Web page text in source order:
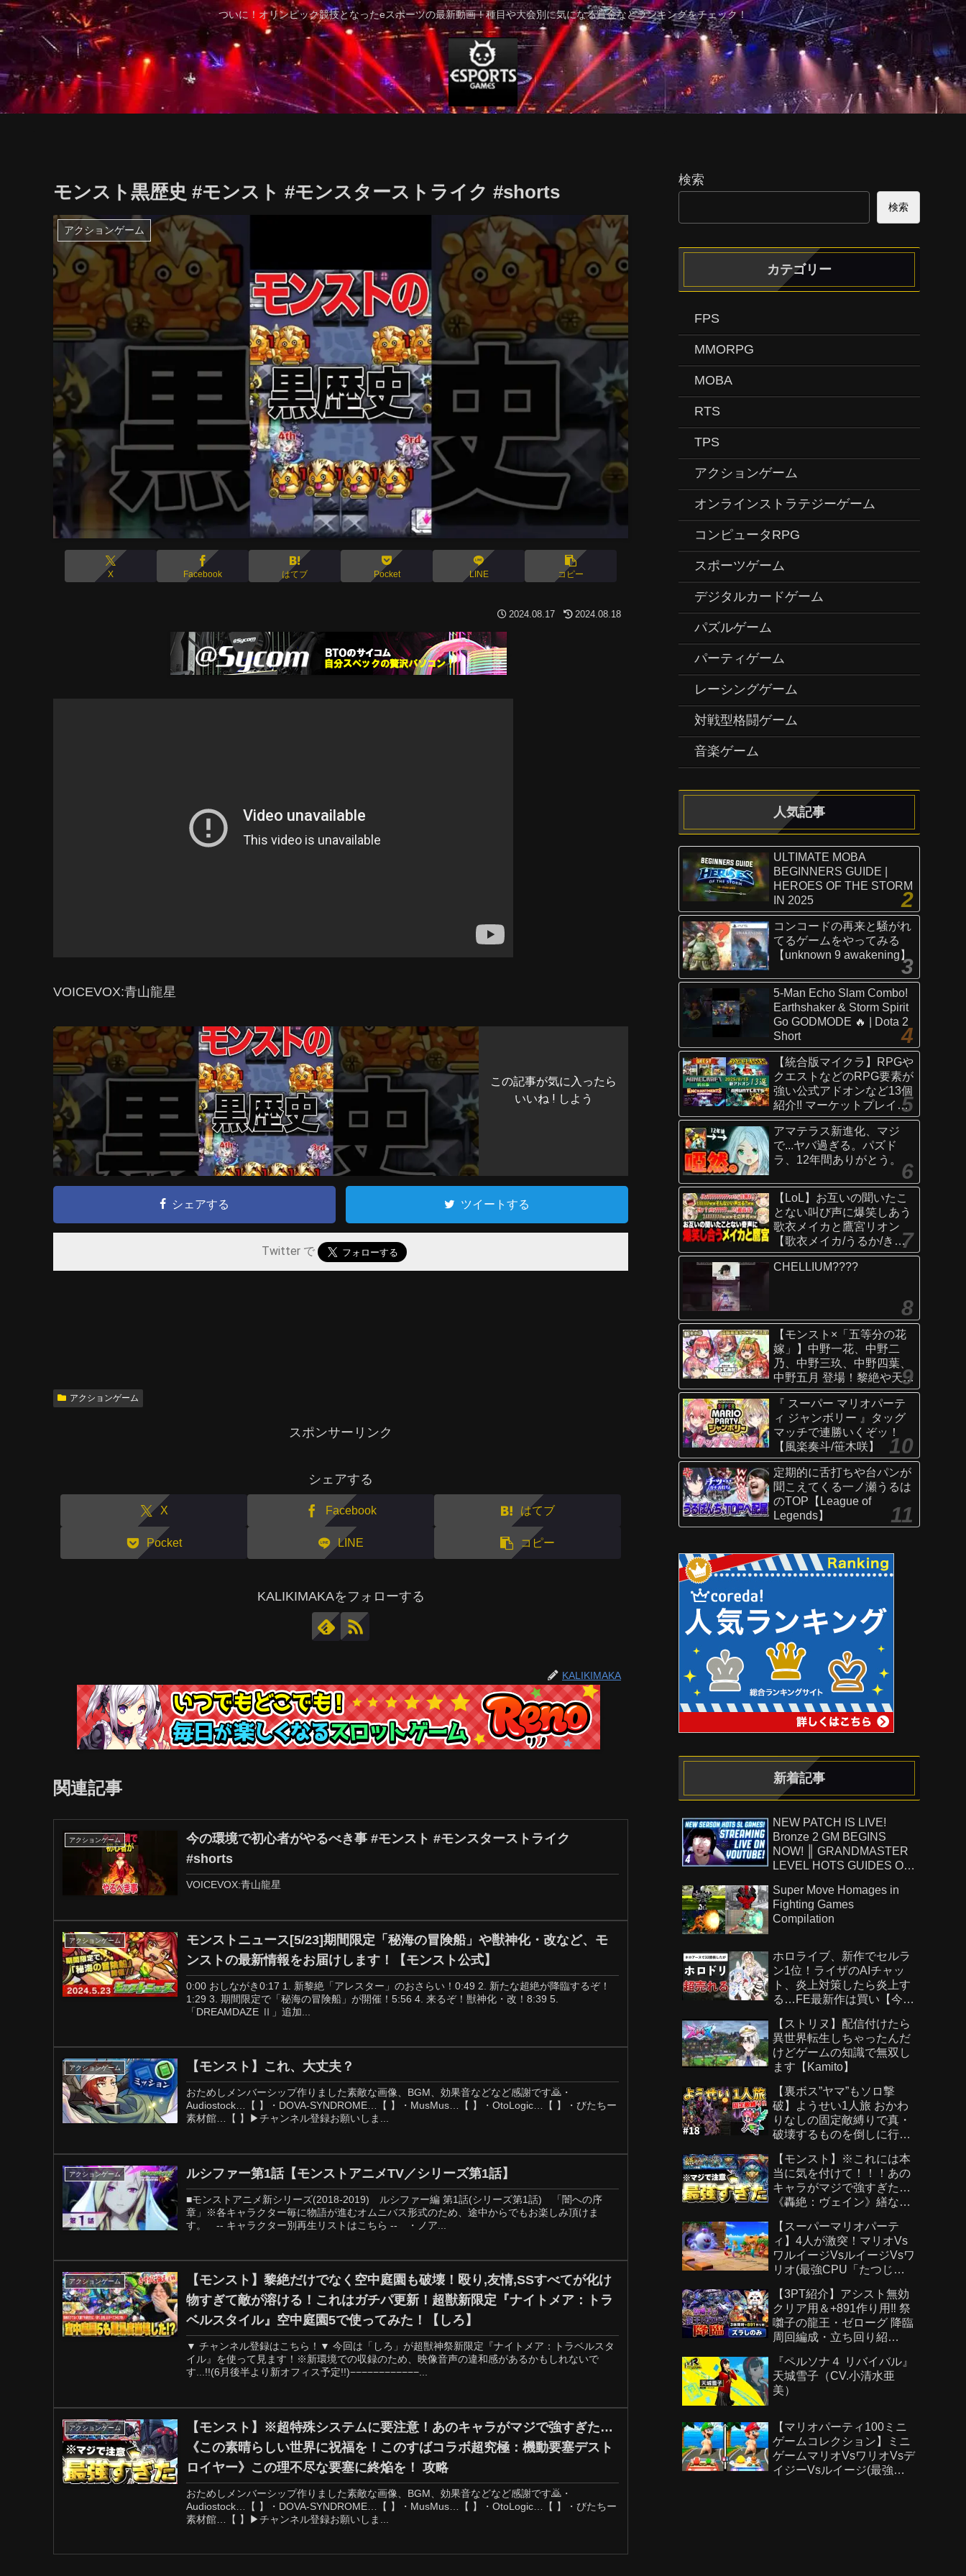
ついに！オリンピック競技となったeスポーツの最新動画！種目や大会別に気になる賞金などランキングをチェック！
モンスト黒歴史 #モンスト #モンスターストライク #shorts
アクションゲーム
X Facebook はてブ Pocket LINE コピー
2024.08.17 2024.08.18
VOICEVOX:青山龍星
この記事が気に入ったら
いいね ! しよう
シェアする ツイートする
Twitter で
アクションゲーム
スポンサーリンク
シェアする
X Facebook はてブ
Pocket LINE コピー
KALIKIMAKAをフォローする
KALIKIMAKA
関連記事
アクションゲーム
今の環境で初心者がやるべき事 #モンスト #モンスターストライク
#shorts
VOICEVOX:青山龍星
アクションゲーム
モンストニュース[5/23]期間限定「秘海の冒険船」や獣神化・改など、モ
ンストの最新情報をお届けします！【モンスト公式】
0:00 おしながき0:17 1. 新黎絶「アレスター」のおさらい！0:49 2. 新たな超絶が降臨するぞ！
1:29 3. 期間限定で「秘海の冒険船」が開催！5:56 4. 来るぞ！獣神化・改！8:39 5.
「DREAMDAZE Ⅱ」追加...
アクションゲーム 【モンスト】これ、大丈夫？
おためしメンバーシップ作りました素敵な画像、BGM、効果音などなど感謝です🙇・
Audiostock…【 】・DOVA-SYNDROME…【 】・MusMus…【 】・OtoLogic…【 】・びたちー
素材館…【 】▶チャンネル登録お願いしま...
アクションゲーム ルシファー第1話【モンストアニメTV／シリーズ第1話】
■モンストアニメ新シリーズ(2018-2019) ルシファー編 第1話(シリーズ第1話) 「闇への序
章」※各キャラクター毎に物語が進むオムニバス形式のため、途中からでもお楽しみ頂けま
す。 -- キャラクター別再生リストはこちら -- ・ノア...
アクションゲーム
【モンスト】黎絶だけでなく空中庭園も破壊！殴り,友情,SSすべてが化け
物すぎて敵が溶ける！これはガチパ更新！超獣新限定『ナイトメア：トラ
ベルスタイル』空中庭園5で使ってみた！【しろ】
▼ チャンネル登録はこちら！▼ 今回は「しろ」が超獣神祭新限定『ナイトメア：トラベルスタ
イル』を使って見ます！※新環境での収録のため、映像音声の違和感があるかもしれないで
す...!!(6月後半より新オフィス予定!!)−−−−−−−−−−−−...
アクションゲーム
【モンスト】※超特殊システムに要注意！あのキャラがマジで強すぎた…
《この素晴らしい世界に祝福を！このすばコラボ超究極：機動要塞デスト
ロイヤー》この理不尽な要塞に終焔を！ 攻略
おためしメンバーシップ作りました素敵な画像、BGM、効果音などなど感謝です🙇・
Audiostock…【 】・DOVA-SYNDROME…【 】・MusMus…【 】・OtoLogic…【 】・びたちー
素材館…【 】▶チャンネル登録お願いしま...
検索
検索
カテゴリー
FPS
MMORPG
MOBA
RTS
TPS
アクションゲーム
オンラインストラテジーゲーム
コンピュータRPG
スポーツゲーム
デジタルカードゲーム
パズルゲーム
パーティゲーム
レーシングゲーム
対戦型格闘ゲーム
音楽ゲーム
人気記事
ULTIMATE MOBA
BEGINNERS GUIDE |
HEROES OF THE STORM
IN 2025
コンコードの再来と騒がれ
てるゲームをやってみる
【unknown 9 awakening】
5-Man Echo Slam Combo!
Earthshaker & Storm Spirit
Go GODMODE 🔥 | Dota 2
Short
【統合版マイクラ】RPGや
クエストなどのRPG要素が
強い公式アドオンなど13個
紹介!! マーケットプレイス
情報
【Switch/Win10/PE/PS/Xb
ox】
アマテラス新進化、マジ
で...ヤバ過ぎる。パズド
ラ、12年間ありがとう。
【LoL】お互いの聞いたこ
とない叫び声に爆笑しあう
歌衣メイカと鷹宮リオン
【歌衣メイカ/うるか/きな
こ/ありさか/鷹宮リオン】
CHELLIUM????
【モンスト×「五等分の花
嫁」】中野一花、中野二
乃、中野三玖、中野四葉、
中野五月 登場！黎絶や天魔
の孤城〜空中庭園〜などで
活躍！オリジナルSSにも注
目！【新キャラ使ってみた
｜モンスト公式】
『 スーパー マリオパーテ
ィ ジャンボリー 』タッグ
マッチで連勝いくぞッ！
【風楽奏斗/笹木咲】
定期的に舌打ちや台パンが
聞こえてくる一ノ瀬うるは
のTOP【League of
Legends】
新着記事
NEW PATCH IS LIVE!
Bronze 2 GM BEGINS
NOW! ║ GRANDMASTER
LEVEL HOTS GUIDES ON
Super Move Homages in
Fighting Games
Compilation
ホロライブ、新作でセルラ
ン1位！ライザのAIチャッ
ト、炎上対策したら炎上す
る…FE最新作は買い【今週
【ストリヌ】配信付けたら
異世界転生しちゃったんだ
けどゲームの知識で無双し
ます【Kamito】
【裏ボス”ヤマ”もソロ撃
破】ようせい1人旅 おかわ
りなしの固定敵縛りで真・
破壊するものを倒しに行く
ー】
【モンスト】※これには本
当に気を付けて！！！あの
キャラがマジで強すぎた…
《轟絶：ヴェイン》繕なる
【スーパーマリオパーテ
ィ】4人が激突！マリオVs
ワルイージVsルイージVsワ
リオ(最強CPU「たつじ
【3PT紹介】アシスト無効
クリア用＆+891作り用‼️ 祭
囃子の龍王・ゼローグ 降臨
周回編成・立ち回り紹
ドラゴンズ】
『ペルソナ４ リバイバル』
天城雪子（CV.小清水亜
美）
【マリオパーティ100ミニ
ゲームコレクション】ミニ
ゲームマリオVsワリオVsデ
イジーVsルイージ(最強